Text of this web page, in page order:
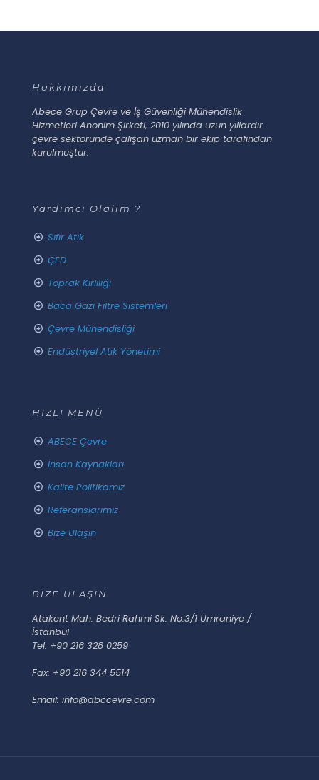
Hakkımızda
Abece Grup Çevre ve İş Güvenliği Mühendislik
Hizmetleri Anonim Şirketi, 2010 yılında uzun yıllardır
çevre sektöründe çalışan uzman bir ekip tarafından
kurulmuştur.
Yardımcı Olalım ?
Sıfır Atık
ÇED
Toprak Kirliliği
Baca Gazı Filtre Sistemleri
Çevre Mühendisliği
Endüstriyel Atık Yönetimi
HIZLI MENÜ
ABECE Çevre
İnsan Kaynakları
Kalite Politikamız
Referanslarımız
Bize Ulaşın
BİZE ULAŞIN
Atakent Mah. Bedri Rahmi Sk. No:3/1 Ümraniye /
İstanbul
Tel: +90 216 328 0259
Fax: +90 216 344 5514
Email: info@abccevre.com